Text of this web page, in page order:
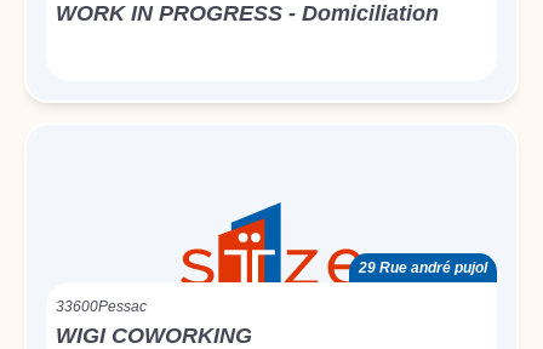
WORK IN PROGRESS - Domiciliation
29 Rue andré pujol
33600Pessac
WIGI COWORKING